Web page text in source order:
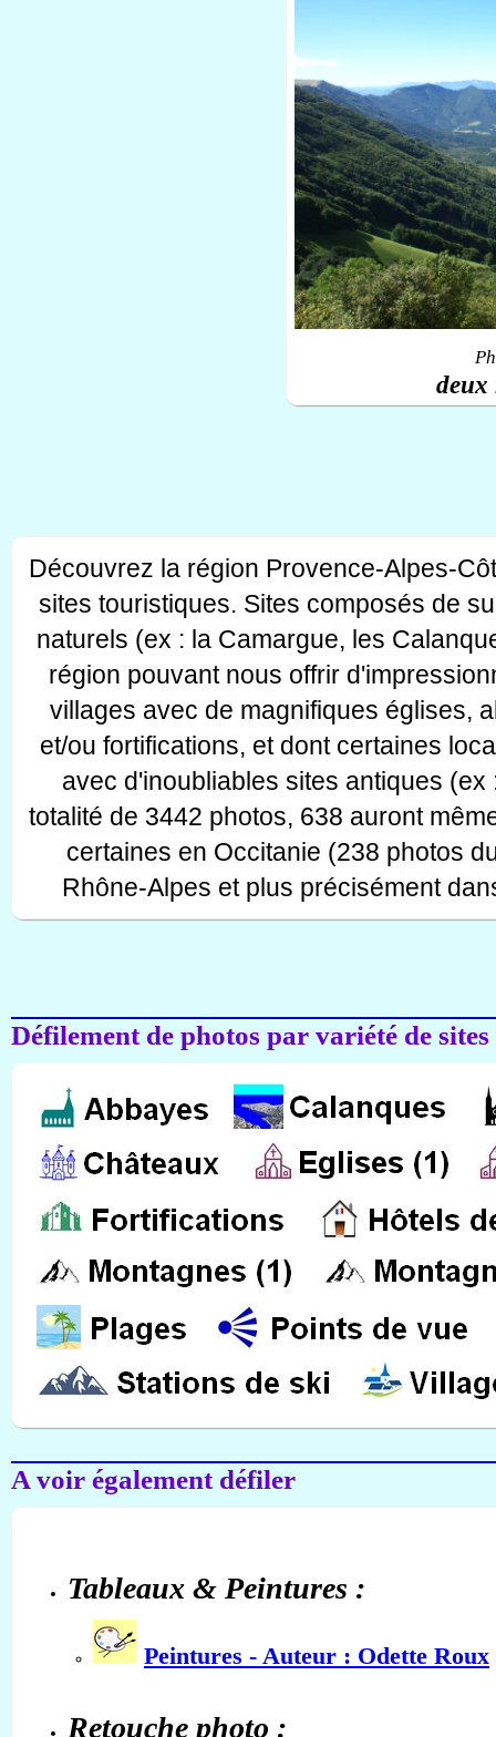
deux
Découvrez la région Provence-Alpes-
sites touristiques. Sites composés de
naturels (ex : la Camargue, les
région pouvant nous offrir
villages avec de magnifiques églises,
et/ou fortifications, et dont certaines
avec d'inoubliables sites antiques
totalité de 3442 photos, 638 auront
certaines en Occitanie (238 photos
Rhône-Alpes et plus précisément
Défilement de photos par variété de
A voir également défiler
Tableaux & Peintures :
Peintures - Auteur : Odette Roux
Retouche photo :